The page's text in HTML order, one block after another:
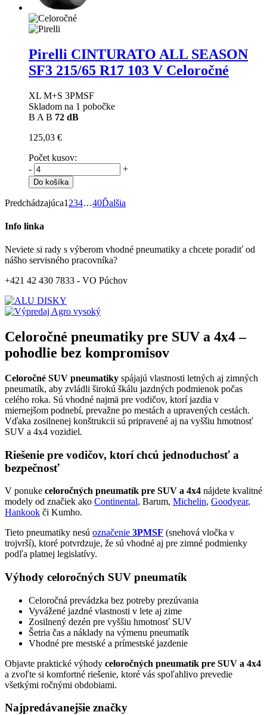
Pirelli CINTURATO ALL SEASON
SF3 215/65 R17 103 V Celoročné
XL M+S 3PMSF
Skladom na 1 pobočke
B A B 72 dB
125,03 €
Počet kusov:
-
+
Do košíka
Predchádzajúca1 234…40Ďalšia
Info linka
Neviete si rady s výberom vhodné pneumatiky a chcete poradiť od
nášho servisného pracovníka?
+421 42 430 7833 - VO Púchov
Celoročné pneumatiky pre SUV a 4x4 –
pohodlie bez kompromisov
Celoročné SUV pneumatiky spájajú vlastnosti letných aj zimných
pneumatík, aby zvládli širokú škálu jazdných podmienok počas
celého roka. Sú vhodné najmä pre vodičov, ktorí jazdia v
miernejšom podnebí, prevažne po mestách a upravených cestách.
Vďaka zosilnenej konštrukcii sú pripravené aj na vyššiu hmotnosť
SUV a 4x4 vozidiel.
Riešenie pre vodičov, ktorí chcú jednoduchosť a
bezpečnosť
V ponuke celoročných pneumatík pre SUV a 4x4 nájdete kvalitné
modely od značiek ako Continental, Barum, Michelin, Goodyear,
Hankook či Kumho.
Tieto pneumatiky nesú označenie 3PMSF (snehová vločka v
trojvrší), ktoré potvrdzuje, že sú vhodné aj pre zimné podmienky
podľa platnej legislatívy.
Výhody celoročných SUV pneumatík
Celoročná prevádzka bez potreby prezúvania
Vyvážené jazdné vlastnosti v lete aj zime
Zosilnený dezén pre vyššiu hmotnosť SUV
Šetria čas a náklady na výmenu pneumatík
Vhodné pre mestské a prímestské jazdenie
Objavte praktické výhody celoročných pneumatík pre SUV a 4x4
a zvoľte si komfortné riešenie, ktoré vás spoľahlivo prevedie
všetkými ročnými obdobiami.
Najpredávanejšie značky